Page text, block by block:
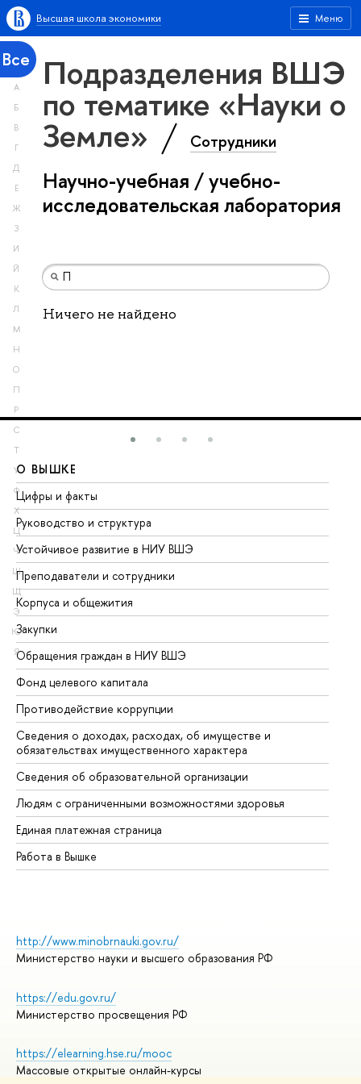
Меню
Высшая школа экономики
Все
А
Б
В
Г
Д
Е
Ж
З
И
Й
К
Л
М
Н
О
П
Р
С
Т
У
Ф
Х
Ц
Ч
Ш
Щ
Э
Ю
Я
Подразделения ВШЭ
по тематике «Науки о
Земле» Сотрудники
Научно-учебная / учебно-
исследовательская лаборатория
Ничего не найдено
О ВЫШКЕ
Цифры и факты
Руководство и структура
Устойчивое развитие в НИУ ВШЭ
Преподаватели и сотрудники
Корпуса и общежития
Закупки
Обращения граждан в НИУ ВШЭ
Фонд целевого капитала
Противодействие коррупции
Сведения о доходах, расходах, об имуществе и
обязательствах имущественного характера
Сведения об образовательной организации
Людям с ограниченными возможностями здоровья
Единая платежная страница
Работа в Вышке
http://www.minobrnauki.gov.ru/
Министерство науки и высшего образования РФ
https://edu.gov.ru/
Министерство просвещения РФ
https://elearning.hse.ru/mooc
Массовые открытые онлайн-курсы